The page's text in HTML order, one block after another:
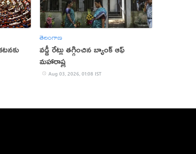
తెలంగాణ
వడ్డీ రేట్లు తగ్గించిన బ్యాంక్ ఆఫ్
మహారాష్ట్ర
Aug 03, 2026, 01:08 IST